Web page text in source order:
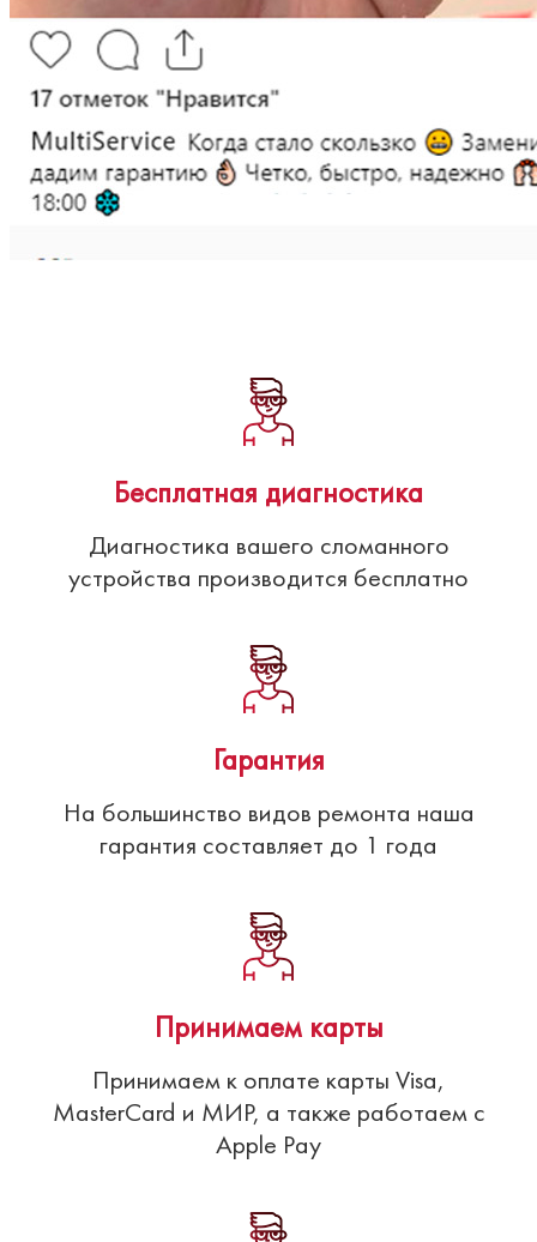
Бесплатная диагностика
Диагностика вашего сломанного
устройства производится бесплатно
Гарантия
На большинство видов ремонта наша
гарантия составляет до 1 года
Принимаем карты
Принимаем к оплате карты Visa,
MasterCard и МИР, а также работаем с
Apple Pay